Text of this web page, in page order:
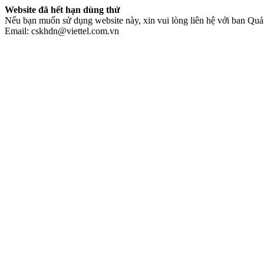
Website đã hết hạn dùng thử
Nếu bạn muốn sử dụng website này, xin vui lòng liên hệ với ban
Email: cskhdn@viettel.com.vn